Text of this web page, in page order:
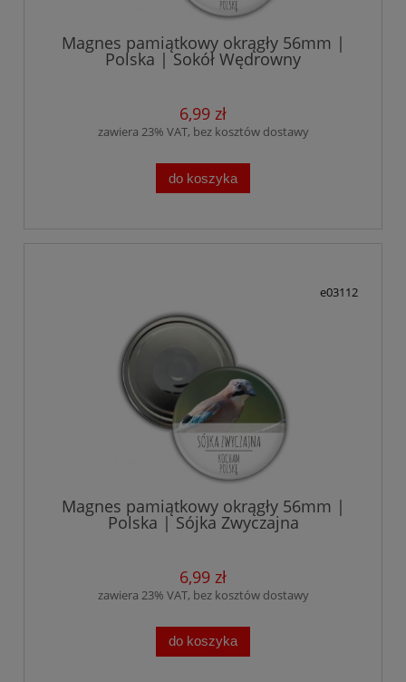
Magnes pamiątkowy okrągły 56mm |
Polska | Sokół Wędrowny
6,99 zł
zawiera 23% VAT, bez kosztów dostawy
do koszyka
e03112
Magnes pamiątkowy okrągły 56mm |
Polska | Sójka Zwyczajna
6,99 zł
zawiera 23% VAT, bez kosztów dostawy
do koszyka